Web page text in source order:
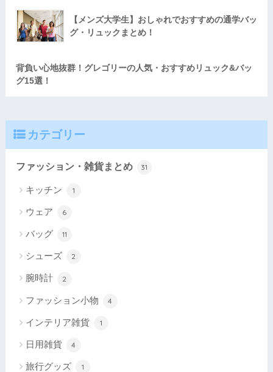
【メンズ大学生】おしゃれでおすすめの通学バッ
グ・リュックまとめ！
背負い心地抜群！グレゴリーの人気・おすすめリュック&バッ
グ15選！
カテゴリー
ファッション・雑貨まとめ 31
キッチン 1
ウェア 6
バッグ 11
シューズ 2
腕時計 2
ファッション小物 4
インテリア雑貨 1
日用雑貨 4
旅行グッズ 1